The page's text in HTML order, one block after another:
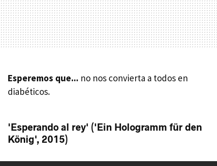
Esperemos que... no nos convierta a todos en
diabéticos.
'Esperando al rey' ('Ein Hologramm für den
König', 2015)